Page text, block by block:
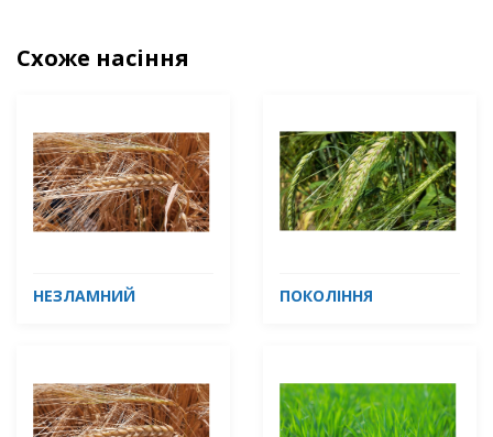
Схоже насіння
НЕЗЛАМНИЙ ПОКОЛІННЯ